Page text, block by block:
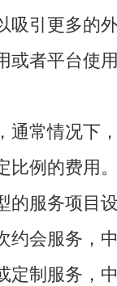
吸引更多的
或者平台使
通常情况下
比例的费用
的服务项目
约会服务，
定制服务，